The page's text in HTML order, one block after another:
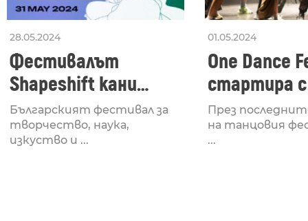
28.05.2024
Фестивалът
Shapeshift кани
Fabrizio Mammarella
за откриването си
Българският фестивал за
творчество, наука,
изкуство и ...
01.05.2024
One Dance
стартира
Lucid,
рейв
През
на танцовия
...